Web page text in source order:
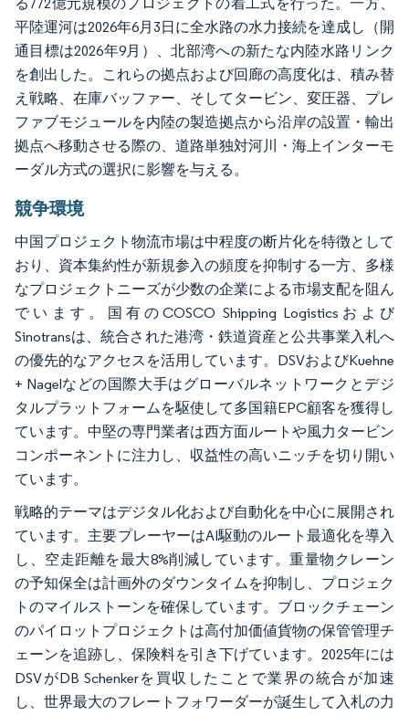
平陸運河は2026年6月3日に全水路の水力接続を達成し（開
通目標は2026年9月）、北部湾への新たな内陸水路リンク
を創出した。これらの拠点および回廊の高度化は、積み替
え戦略、在庫バッファー、そしてタービン、変圧器、プレ
ファブモジュールを内陸の製造拠点から沿岸の設置・輸出
拠点へ移動させる際の、道路単独対河川・海上インターモ
ーダル方式の選択に影響を与える。
競争環境
中国プロジェクト物流市場は中程度の断片化を特徴として
おり、資本集約性が新規参入の頻度を抑制する一方、多様
なプロジェクトニーズが少数の企業による市場支配を阻ん
でいます。国有のCOSCO Shipping Logisticsおよび
Sinotransは、統合された港湾・鉄道資産と公共事業入札へ
の優先的なアクセスを活用しています。DSVおよびKuehne
+ Nagelなどの国際大手はグローバルネットワークとデジ
タルプラットフォームを駆使して多国籍EPC顧客を獲得し
ています。中堅の専門業者は西方面ルートや風力タービン
コンポーネントに注力し、収益性の高いニッチを切り開い
ています。
戦略的テーマはデジタル化および自動化を中心に展開され
ています。主要プレーヤーはAI駆動のルート最適化を導入
し、空走距離を最大8%削減しています。重量物クレーン
の予知保全は計画外のダウンタイムを抑制し、プロジェク
トのマイルストーンを確保しています。ブロックチェーン
のパイロットプロジェクトは高付加価値貨物の保管管理チ
ェーンを追跡し、保険料を引き下げています。2025年には
DSVがDB Schenkerを買収したことで業界の統合が加速
し、世界最大のフレートフォワーダーが誕生して入札の力